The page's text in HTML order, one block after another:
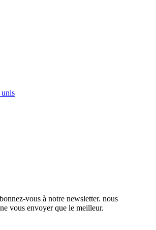
unis
vous à notre newsletter. nous
vous envoyer que le meilleur.